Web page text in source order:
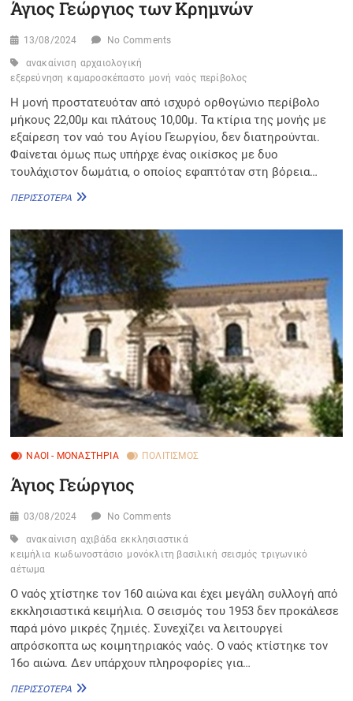
Άγιος Γεώργιος των Κρημνών
13/08/2024 No Comments
ανακαίνιση αρχαιολογική
εξερεύνηση καμαροσκέπαστο μονή ναός περίβολος
Η μονή προστατευόταν από ισχυρό ορθογώνιο περίβολο
μήκους 22,00μ και πλάτους 10,00μ. Τα κτίρια της μονής με
εξαίρεση τον ναό του Αγίου Γεωργίου, δεν διατηρούνται.
Φαίνεται όμως πως υπήρχε ένας οικίσκος με δυο
τουλάχιστον δωμάτια, ο οποίος εφαπτόταν στη βόρεια…
ΠΕΡΙΣΣΌΤΕΡΑ ΆΓΙΟΣ
ΚΡΗΜΝΏΝ
ΝΑΟΊ - ΜΟΝΑΣΤΉΡΙΑ ΠΟΛΙΤΙΣΜΌΣ
Άγιος Γεώργιος
03/08/2024 No Comments
ανακαίνιση αχιβάδα εκκλησιαστικά
κειμήλια κωδωνοστάσιο μονόκλιτη βασιλική σεισμός τριγωνικό
αέτωμα
Ο ναός χτίστηκε τον 160 αιώνα και έχει μεγάλη συλλογή από
εκκλησιαστικά κειμήλια. Ο σεισμός του 1953 δεν προκάλεσε
παρά μόνο μικρές ζημιές. Συνεχίζει να λειτουργεί
απρόσκοπτα ως κοιμητηριακός ναός. Ο ναός κτίστηκε τον
16ο αιώνα. Δεν υπάρχουν πληροφορίες για…
ΠΕΡΙΣΣΌΤΕΡΑ ΆΓΙΟΣ